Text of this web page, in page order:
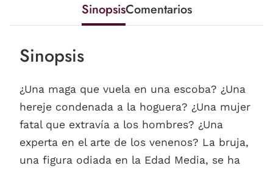
SinopsisComentarios
Sinopsis
¿Una maga que vuela en una escoba? ¿Una
hereje condenada a la hoguera? ¿Una mujer
fatal que extravía a los hombres? ¿Una
experta en el arte de los venenos? La bruja,
una figura odiada en la Edad Media, se ha